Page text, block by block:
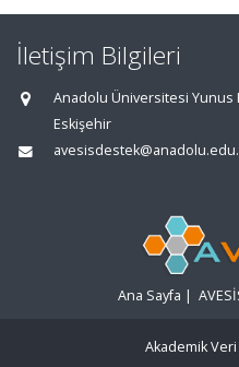
İletişim Bilgileri
Anadolu Üniversitesi Yunus
Eskişehir
Ana Sayfa |
Akademik